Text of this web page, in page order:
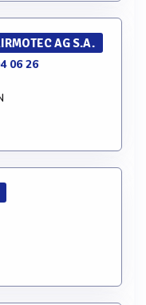
AG S.A.
06 26